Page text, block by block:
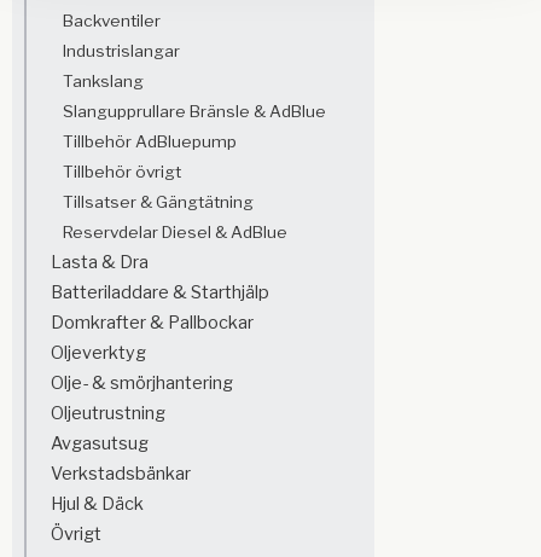
Backventiler
Industrislangar
Tankslang
Slangupprullare Bränsle & AdBlue
Tillbehör AdBluepump
Tillbehör övrigt
Tillsatser & Gängtätning
Reservdelar Diesel & AdBlue
Lasta & Dra
Batteriladdare & Starthjälp
Domkrafter & Pallbockar
Oljeverktyg
Olje- & smörjhantering
Oljeutrustning
Avgasutsug
Verkstadsbänkar
Hjul & Däck
Övrigt